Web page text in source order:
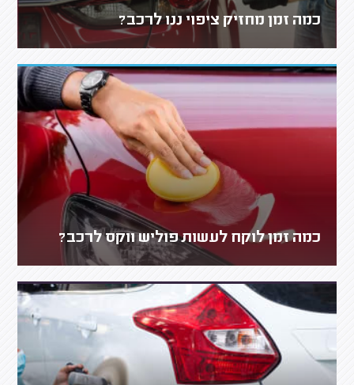
כמה זמן מחזיק ציפוי ננו לרכב?
כמה זמן לוקח לעשות פוליש ווקס לרכב?